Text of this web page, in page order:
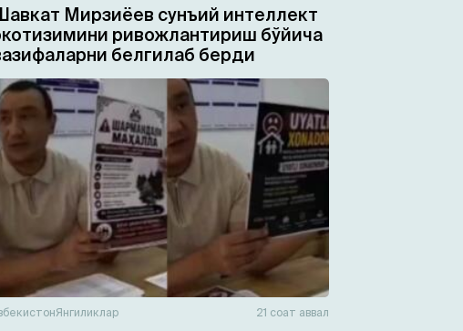
Мирзиёев сунъий интеллект
ривожлантириш бўйича
белгилаб берди
Янгиликлар 21 соат аввал